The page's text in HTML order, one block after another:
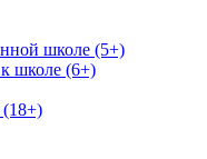
школе (5+)
школе (6+)
(18+)